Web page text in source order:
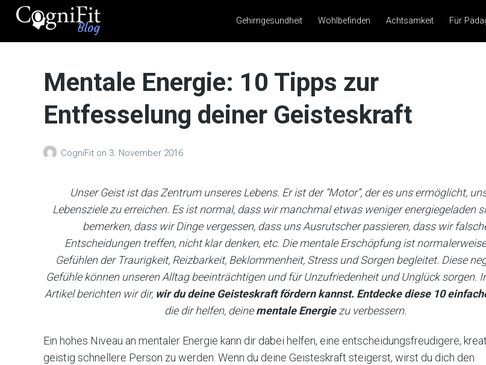
CogniFit
Health
News
Brain Training, Mental
Gehirngesundheit Wohlbefinden Achtsamkeit Für
Mentale Energie: 10 Tipps zur
Entfesselung deiner Geisteskraft
CogniFit on 3. November 2016
Unser Geist ist das Zentrum unseres Lebens. Er ist der “Motor”, der es uns ermöglicht,
Lebensziele zu erreichen. Es ist normal, dass wir manchmal etwas weniger energiegeladen
bemerken, dass wir Dinge vergessen, dass uns Ausrutscher passieren, dass wir
Entscheidungen treffen, nicht klar denken, etc. Die mentale Erschöpfung ist
Gefühlen der Traurigkeit, Reizbarkeit, Beklommenheit, Stress und Sorgen begleitet. Diese
Gefühle können unseren Alltag beeinträchtigen und für Unzufriedenheit und Unglück sorgen.
Artikel berichten wir dir, wir du deine Geisteskraft fördern kannst. Entdecke diese 10
die dir helfen, deinementale Energiezu verbessern.
Ein hohes Niveau an mentaler Energie kann dir dabei helfen, eine entscheidungsfreudigere,
geistig schnellere Person zu werden. Wenn du deine Geisteskraft steigerst, wirst du dich den